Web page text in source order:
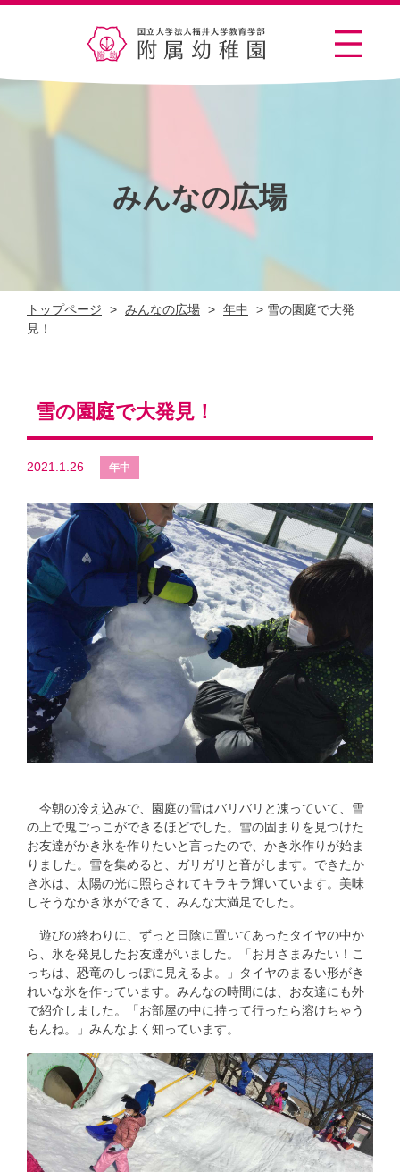
みんなの広場
トップページ > みんなの広場 > 年中 > 雪の園庭で大発
見！
雪の園庭で大発見！
2021.1.26
今朝の冷え込みで、園庭の雪はバリバリと凍っていて、雪
の上で鬼ごっこができるほどでした。雪の固まりを見つけた
お友達がかき氷を作りたいと言ったので、かき氷作りが始ま
りました。雪を集めると、ガリガリと音がします。できたか
き氷は、太陽の光に照らされてキラキラ輝いています。美味
しそうなかき氷ができて、みんな大満足でした。
遊びの終わりに、ずっと日陰に置いてあったタイヤの中か
ら、氷を発見したお友達がいました。「お月さまみたい！こ
っちは、恐竜のしっぽに見えるよ。」タイヤのまるい形がき
れいな氷を作っています。みんなの時間には、お友達にも外
で紹介しました。「お部屋の中に持って行ったら溶けちゃう
もんね。」みんなよく知っています。